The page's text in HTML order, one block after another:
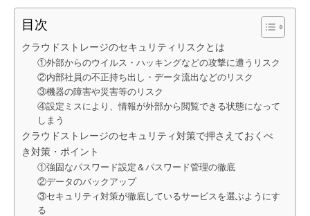
目次
クラウドストレージのセキュリティリスクとは
①外部からのウイルス・ハッキングなどの攻撃に遭うリスク
②内部社員の不正持ち出し・データ流出などのリスク
③機器の障害や災害等のリスク
④設定ミスにより、情報が外部から閲覧できる状態になって
しまう
クラウドストレージのセキュリティ対策で押さえておくべ
き対策・ポイント
①強固なパスワード設定＆パスワード管理の徹底
②データのバックアップ
③セキュリティ対策が徹底しているサービスを選ぶようにす
る